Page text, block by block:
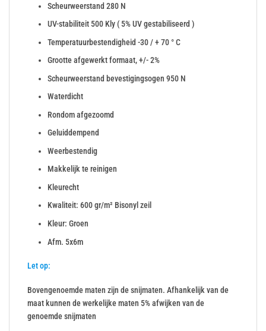
Scheurweerstand 280 N
UV-stabiliteit 500 Kly ( 5% UV gestabiliseerd )
Temperatuurbestendigheid -30 / + 70 ° C
Grootte afgewerkt formaat, +/- 2%
Scheurweerstand bevestigingsogen 950 N
Waterdicht
Rondom afgezoomd
Geluiddempend
Weerbestendig
Makkelijk te reinigen
Kleurecht
Kwaliteit: 600 gr/m² Bisonyl zeil
Kleur: Groen
Afm. 5x6m
Let op:
Bovengenoemde maten zijn de snijmaten. Afhankelijk van de
maat kunnen de werkelijke maten 5% afwijken van de
genoemde snijmaten